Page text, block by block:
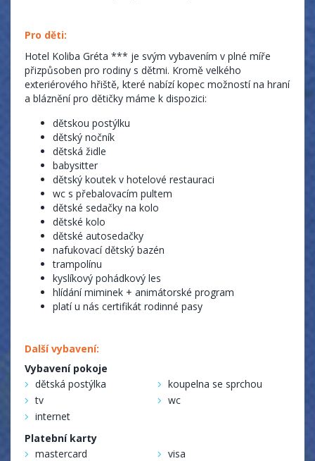
Pro děti:
Hotel Koliba Gréta *** je svým vybavením v plné míře
přizpůsoben pro rodiny s dětmi. Kromě velkého
exteriérového hřiště, které nabízí kopec možností na hraní
a bláznění pro dětičky máme k dispozici:
dětskou postýlku
dětský nočník
dětská židle
babysitter
dětský koutek v hotelové restauraci
wc s přebalovacím pultem
dětské sedačky na kolo
dětské kolo
dětské autosedačky
nafukovací dětský bazén
trampolínu
kyslíkový pohádkový les
hlídání miminek + animátorské program
platí u nás certifikát rodinné pasy
Další vybavení:
Vybavení pokoje
dětská postýlka
koupelna se sprchou
tv
wc
internet
Platební karty
mastercard
visa